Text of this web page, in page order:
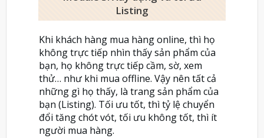
Listing
Khi khách hàng mua hàng online, thì họ
không trực tiếp nhìn thấy sản phẩm của
bạn, họ không trực tiếp cầm, sờ, xem
thử… như khi mua offline. Vậy nên tất cả
những gì họ thấy, là trang sản phẩm của
bạn (Listing). Tối ưu tốt, thì tỷ lệ chuyển
đổi tăng chót vót, tối ưu không tốt, thì ít
người mua hàng.